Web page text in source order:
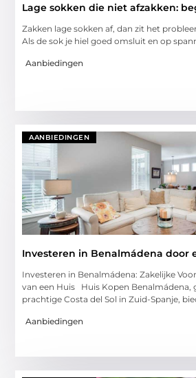
Lage sokken die niet afzakken:
Zakken lage sokken af, dan zit het
Als de sok je hiel goed omsluit en op
Aanbiedingen
AANBIEDINGEN
Investeren in Benalmádena door
Investeren in Benalmádena: Zakelijke
van een Huis Huis Kopen Benalmádena,
prachtige Costa del Sol in Zuid-Spanje,
Aanbiedingen